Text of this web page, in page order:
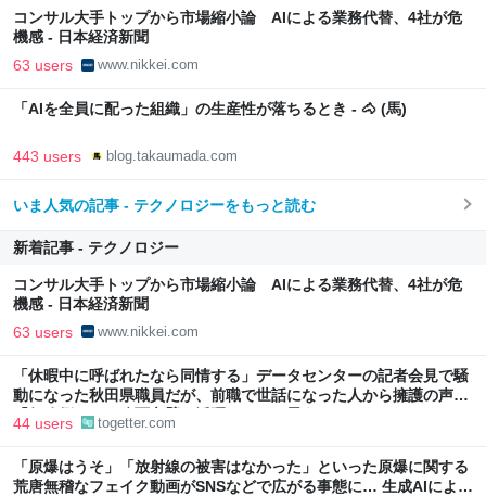
コンサル大手トップから市場縮小論 AIによる業務代替、4社が危
機感 - 日本経済新聞
63 users www.nikkei.com
「AIを全員に配った組織」の生産性が落ちるとき - 🐴 (馬)
443 users blog.takaumada.com
いま人気の記事 - テクノロジーをもっと読む
新着記事 - テクノロジー
コンサル大手トップから市場縮小論 AIによる業務代替、4社が危
機感 - 日本経済新聞
63 users www.nikkei.com
「休暇中に呼ばれたなら同情する」データセンターの記者会見で騒
動になった秋田県職員だが、前職で世話になった人から擁護の声
「行政側として八面六臂の活躍をしたと思う」
44 users togetter.com
「原爆はうそ」「放射線の被害はなかった」といった原爆に関する
荒唐無稽なフェイク動画がSNSなどで広がる事態に… 生成AIによる